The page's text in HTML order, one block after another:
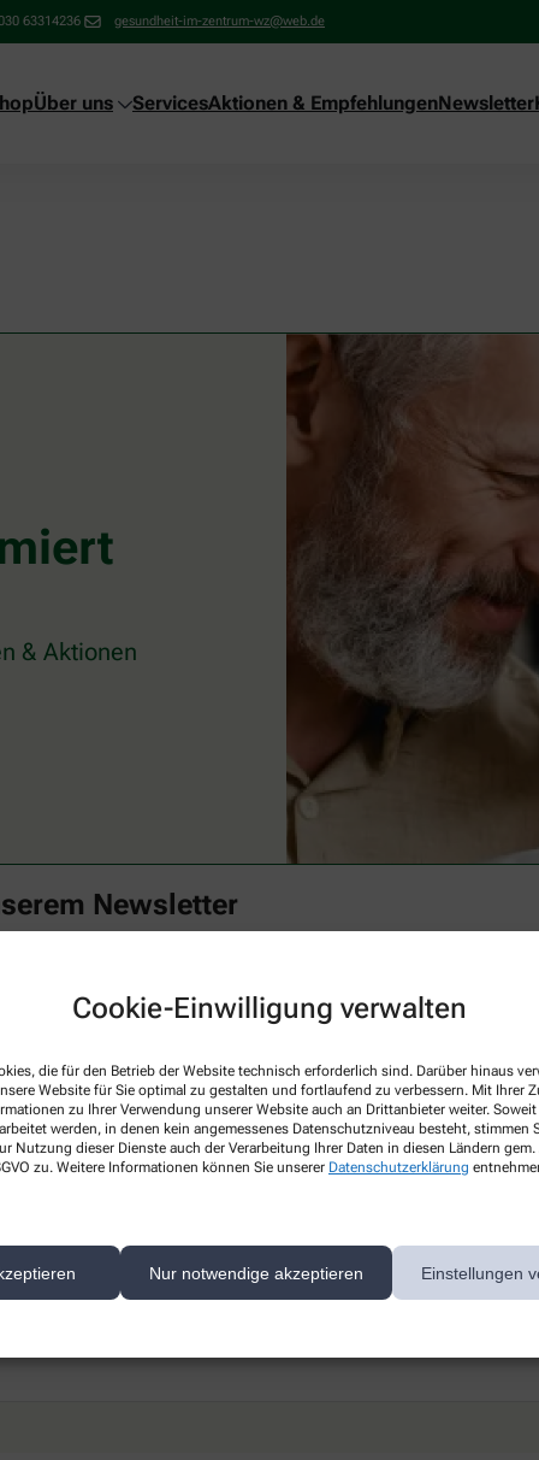
Cookie-Einwilligung verwalten
die für den Betrieb der Website technisch erforderlich sind. Darüber hinaus
Website für Sie optimal zu gestalten und fortlaufend zu verbessern. Mit Ihrer
zu Ihrer Verwendung unserer Website auch an Drittanbieter weiter. Soweit
werden, in denen kein angemessenes Datenschutzniveau besteht, stimmen
Nutzung dieser Dienste auch der Verarbeitung Ihrer Daten in diesen Ländern
zu. Weitere Informationen können Sie unserer Datenschutzerklärung
Nur notwendige akzeptieren Einstellungen
63314236 gesundheit-im-zentrum-wz@web.de
Über uns ServicesAktionen & EmpfehlungenNewsletter
& Aktionen
Newsletter
mit spannenden Themen rund um Ihre Gesundheit begeistern.
unserem Newsletter.
Aktuelle
Gesundheitsthemen
Erfahren Sie mehr über aktuelle
Themen rund um Ihre Gesundheit.
Sie sich Ihren 10% Gutschein* für unsere Apotheke